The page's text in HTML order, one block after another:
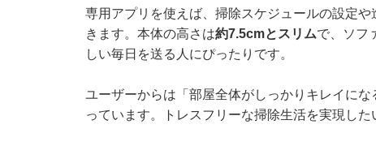
専用アプリを使えば、掃除スケジュールの設定
きます。本体の高さは約7.5cmとスリムで、ソフ
しい毎日を送る人にぴったりです。
ユーザーからは「部屋全体がしっかりキレイに
っています。トレスフリーな掃除生活を実現し